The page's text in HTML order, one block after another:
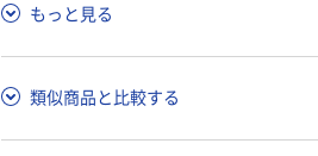
もっと見る
類似商品と比較する